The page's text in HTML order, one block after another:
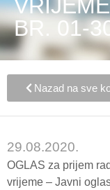
BR. 01-
Nazad na sve
29.08.2020.
OGLAS za prijem
vrijeme – Javni